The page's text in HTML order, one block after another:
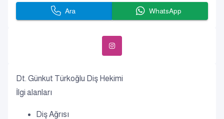
Dt. Günkut Türkoğlu Diş Hekimi
İlgi alanları
Diş Ağrısı
Ara WhatsApp